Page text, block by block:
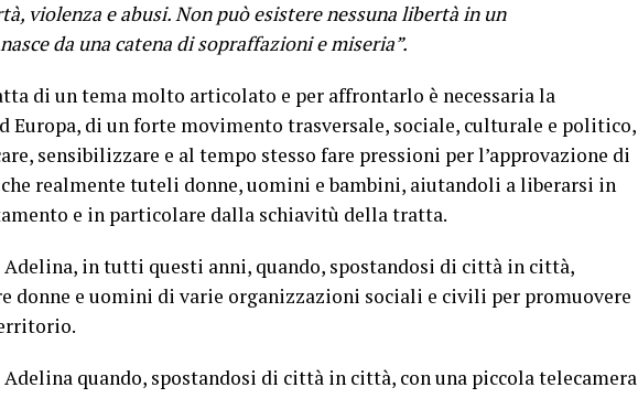
violenza e abusi. Non può esistere nessuna libertà in un
da una catena di sopraffazioni e miseria”.
di un tema molto articolato e per affrontarlo è necessaria la
Europa, di un forte movimento trasversale, sociale, culturale e politico,
sensibilizzare e al tempo stesso fare pressioni per l’approvazione di
realmente tuteli donne, uomini e bambini, aiutandoli a liberarsi in
e in particolare dalla schiavitù della tratta.
Adelina, in tutti questi anni, quando, spostandosi di città in città,
donne e uomini di varie organizzazioni sociali e civili per promuovere
quando, spostandosi di città in città, con una piccola telecamera